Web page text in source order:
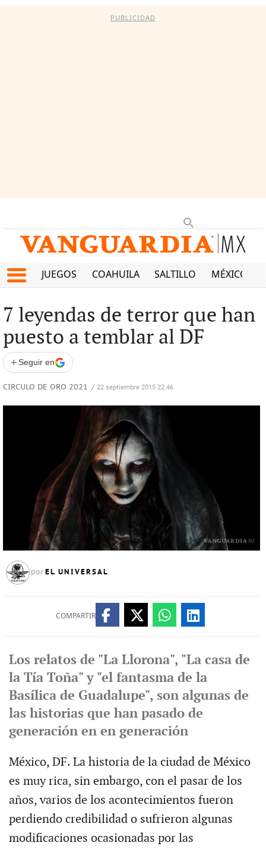
PUBLICIDAD
JUEGOS COAHUILA SALTILLO MÉXICO
7 leyendas de terror que han
puesto a temblar al DF
+ Seguir en
CIRCULO DE ORO 2021 / 22 septiembre 2015 22:46
por EL UNIVERSAL
COMPARTIR
Los relatos de "La Llorona", "La casa de
la Tía Toña" y "el fantasma de la
Basílica de Guadalupe", son algunas de
las historias que han pasado de
generación en en generación
México, DF. La historia de la ciudad de México
es muy rica, sin embargo, con el pasar de los
años, varios de los acontecimientos fueron
perdiendo credibilidad o sufrieron algunas
modificaciones ocasionadas por las